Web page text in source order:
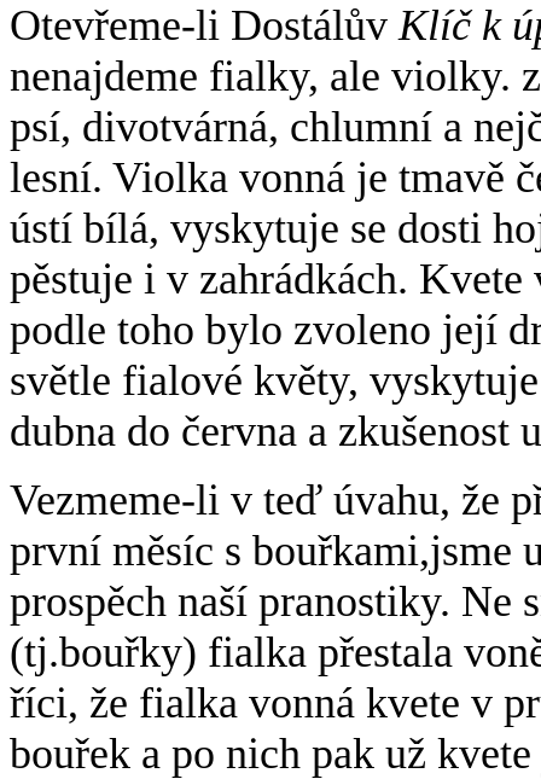
Otevřeme-li DostálůvKlíč k
nenajdeme fialky, ale violky.
psí, divotvárná, chlumní a
lesní. Violka vonná je tmavě
ústí bílá, vyskytuje se dosti
pěstuje i v zahrádkách.
podle toho bylo zvoleno její
světle fialové květy,
dubna do června a zkušenost
Vezmeme-li v teď úvahu, že
první měsíc s bouřkami,jsme
prospěch naší pranostiky. Ne
(tj.bouřky) fialka přestala
říci, že fialka vonná kvete v
bouřek a po nich pak už